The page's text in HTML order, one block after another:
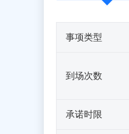
事项类型
到场次数
承诺时限